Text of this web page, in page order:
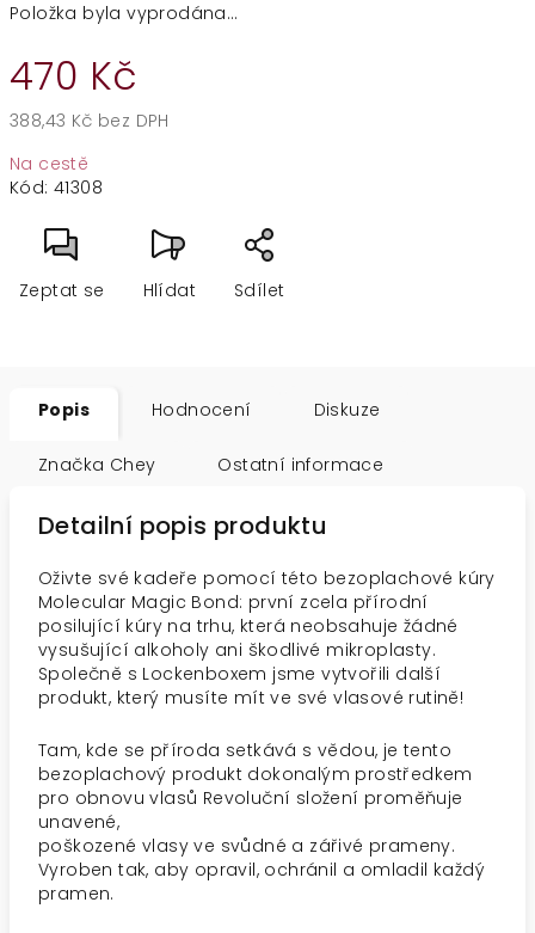
Položka byla vyprodána…
470 Kč
388,43 Kč bez DPH
cena:
Na cestě
Kód: 41308
Zeptat se Hlídat Sdílet
Popis Hodnocení Diskuze
Značka Chey Ostatní informace
Detailní popis produktu
Oživte své kadeře pomocí této bezoplachové kúry
Molecular Magic Bond: první zcela přírodní
posilující kúry na trhu, která neobsahuje žádné
vysušující alkoholy ani škodlivé mikroplasty.
Společně s Lockenboxem jsme vytvořili další
produkt, který musíte mít ve své vlasové rutině!
Tam, kde se příroda setkává s vědou, je tento
bezoplachový produkt dokonalým prostředkem
pro obnovu vlasů Revoluční složení proměňuje
unavené,
poškozené vlasy ve svůdné a zářivé prameny.
Vyroben tak, aby opravil, ochránil a omladil každý
pramen.